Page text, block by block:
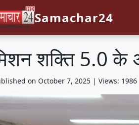
Samachar24
शक्ति 5.0 के
on October 7, 2025 | Views: 1986